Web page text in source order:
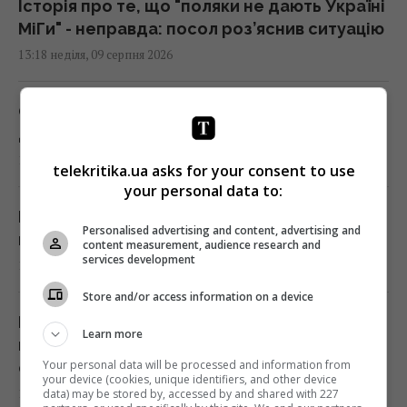
Історія про те, що "поляки не дають Україні
МіГи" - неправда: посол роз’яснив ситуацію
13:18 неділя, 09 серпня 2026
Одна чашка цього напою на день може
допомогти печінці, - дієтологи
Пономарьов у день 53-річчя розкрив "свій
найбільший секрет": до чого тут ШІ
12:47 неділя, 09 серпня 2026
Не "костилі", не "коляска" і не "носилки": як
правильно казати українською, -
філологиня
12:44 неділя, 09 серпня 2026
telekritika.ua asks for your consent to use
your personal data to:
Personalised advertising and content, advertising and
content measurement, audience research and
services development
Store and/or access information on a device
Learn more
Your personal data will be processed and information from
your device (cookies, unique identifiers, and other device
data) may be stored by, accessed by and shared with 227